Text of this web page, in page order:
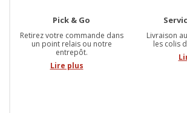
Pick & Go
Retirez votre commande dans
un point relais ou notre
entrepôt.
Lire plus
Livraison
les colis